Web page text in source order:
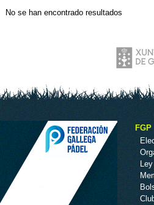
No se han encontrado resultados
FGP